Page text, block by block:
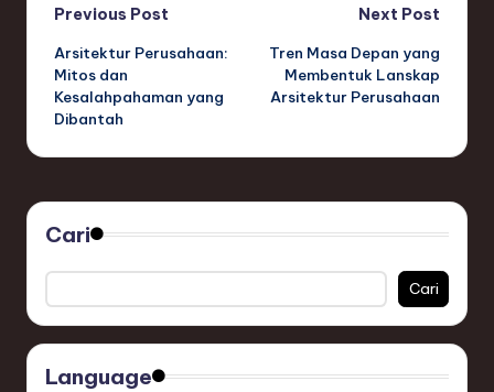
Post
navigation
Previous Post
Arsitektur Perusahaan:
Mitos dan
Kesalahpahaman yang
Dibantah
Next Post
Tren Masa Depan yang
Membentuk Lanskap
Arsitektur Perusahaan
Cari
Cari
Language